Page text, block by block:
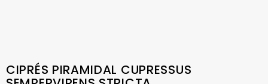
CIPRÉS PIRAMIDAL CUPRESSUS